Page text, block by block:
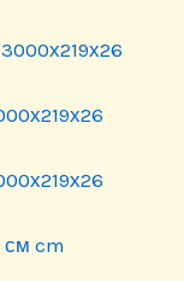
см cm